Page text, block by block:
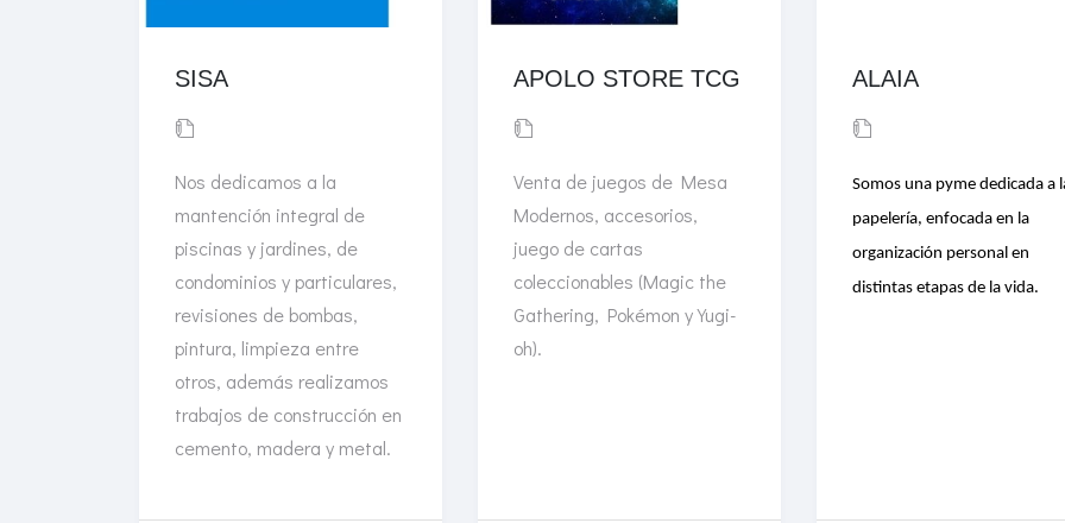
SISA
Nos dedicamos a la
mantención integral de
piscinas y jardines, de
condominios y particulares,
revisiones de bombas,
pintura, limpieza entre
otros, además realizamos
trabajos de construcción en
cemento, madera y metal.
APOLO STORE TCG
Venta de juegos de Mesa
Modernos, accesorios,
juego de cartas
coleccionables (Magic the
Gathering, Pokémon y Yugi-
oh).
ALAIA
Somos una pyme dedicada a
papelería, enfocada en la
organización personal en
distintas etapas de la vida.